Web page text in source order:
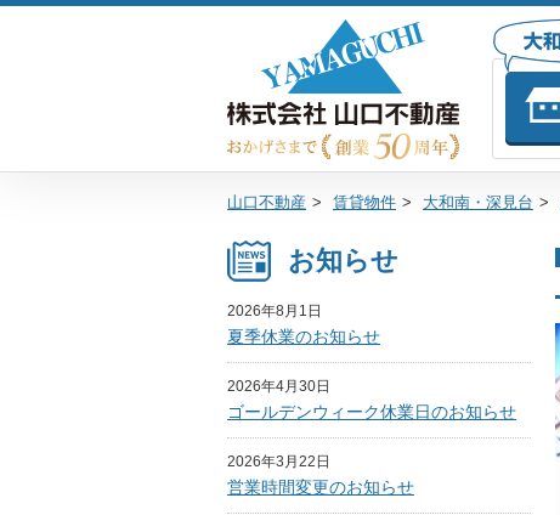
山口不動産 > 賃貸物件 > 大和南・深見台 >
お知らせ
2026年8月1日
夏季休業のお知らせ
2026年4月30日
ゴールデンウィーク休業日のお知らせ
2026年3月22日
営業時間変更のお知らせ